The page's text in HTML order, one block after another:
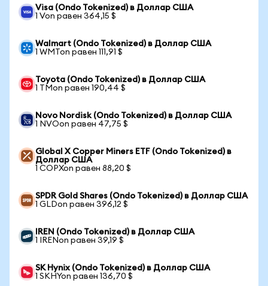
Visa (Ondo Tokenized) в Доллар США
1 Von равен 364,15 $
Walmart (Ondo Tokenized) в Доллар США
1 WMTon равен 111,91 $
Toyota (Ondo Tokenized) в Доллар США
1 TMon равен 190,44 $
Novo Nordisk (Ondo Tokenized) в Доллар США
1 NVOon равен 47,75 $
Global X Copper Miners ETF (Ondo Tokenized) в
Доллар США
1 COPXon равен 88,20 $
SPDR Gold Shares (Ondo Tokenized) в Доллар США
1 GLDon равен 396,12 $
IREN (Ondo Tokenized) в Доллар США
1 IRENon равен 39,19 $
SK Hynix (Ondo Tokenized) в Доллар США
1 SKHYon равен 136,70 $